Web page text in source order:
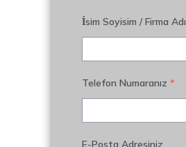
İsim Soyisim / Firma Adı
Telefon Numaranız *
E-Posta Adresiniz